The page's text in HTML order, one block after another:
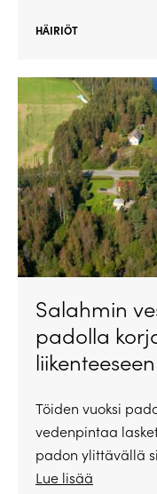
HÄIRIÖT
Salahmin
padolla
Töiden vuoksi
vedenpintaa
padon ylittävällä
Lue lisää